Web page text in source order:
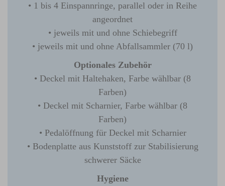
• 1 bis 4 Einspannringe, parallel oder in Reihe
angeordnet
• jeweils mit und ohne Schiebegriff
• jeweils mit und ohne Abfallsammler (70 l)
Optionales Zubehör
• Deckel mit Haltehaken, Farbe wählbar (8
Farben)
• Deckel mit Scharnier, Farbe wählbar (8
Farben)
• Pedalöffnung für Deckel mit Scharnier
• Bodenplatte aus Kunststoff zur Stabilisierung
schwerer Säcke
Hygiene